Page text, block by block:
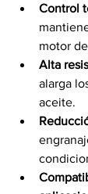
Control
motor
Alta
alarga
aceite.